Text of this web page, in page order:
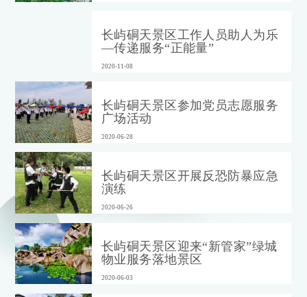
长屿硐天景区工作人员助人为乐
—传递服务“正能量”
2020-11-08
长屿硐天景区参加党员志愿服务
广场活动
2020-06-28
长屿硐天景区开展反恐防暴应急
演练
2020-06-26
长屿硐天景区迎来“新管家”绿城
物业服务落地景区
2020-06-03